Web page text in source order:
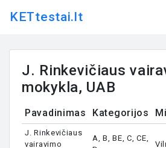
KETtestai.lt
J. Rinkevičiaus
mokykla, UAB
Pavadinimas Kategorijos
J. Rinkevičiaus
vairavimo
A, B, BE, C, CE,